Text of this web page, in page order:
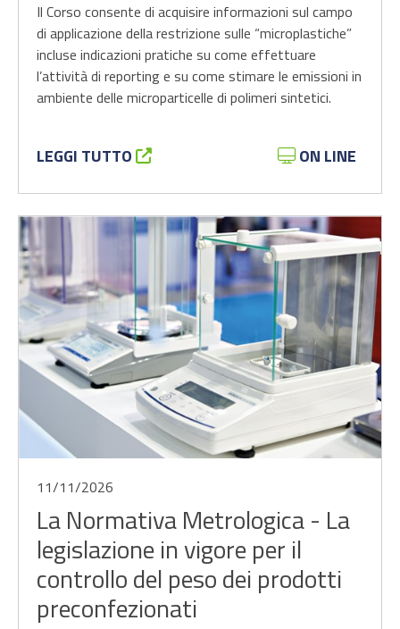
Il Corso consente di acquisire informazioni sul campo
di applicazione della restrizione sulle “microplastiche”
incluse indicazioni pratiche su come effettuare
l’attività di reporting e su come stimare le emissioni in
ambiente delle microparticelle di polimeri sintetici.
LEGGI TUTTO ON LINE
11/11/2026
La Normativa Metrologica - La
legislazione in vigore per il
controllo del peso dei prodotti
preconfezionati